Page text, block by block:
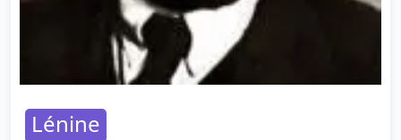
Lénine